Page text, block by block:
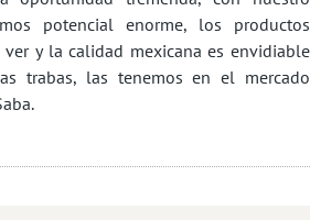
potencial enorme, los productos
y la calidad mexicana es envidiable
trabas, las tenemos en el mercado